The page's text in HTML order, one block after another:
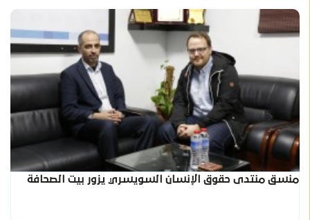
منسق منتدى حقوق الإنسان السويسري يزور بيت الصحافة